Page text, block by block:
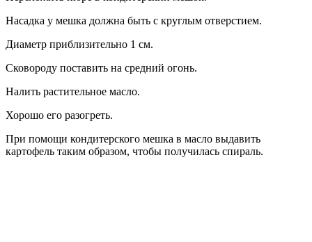
Насадка у мешка должна быть с круглым отверстием.
Диаметр приблизительно 1 см.
Сковороду поставить на средний огонь.
Налить растительное масло.
Хорошо его разогреть.
При помощи кондитерского мешка в масло выдавить
картофель таким образом, чтобы получилась спираль.